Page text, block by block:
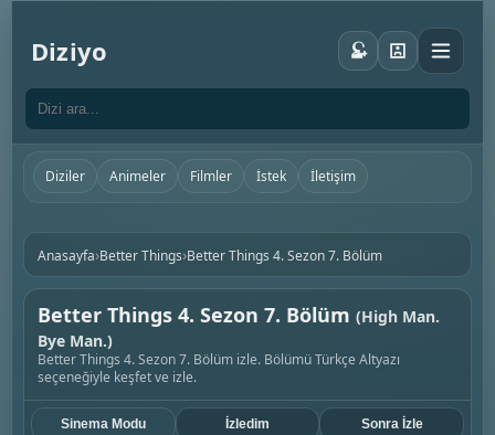
Diziyo
Diziler Animeler Filmler İstek İletişim
Anasayfa›Better Things›Better Things 4. Sezon 7. Bölüm
Better Things 4. Sezon 7. Bölüm (High Man.
Bye Man.)
Better Things 4. Sezon 7. Bölüm izle. Bölümü Türkçe Altyazı
seçeneğiyle keşfet ve izle.
Sinema Modu İzledim Sonra İzle